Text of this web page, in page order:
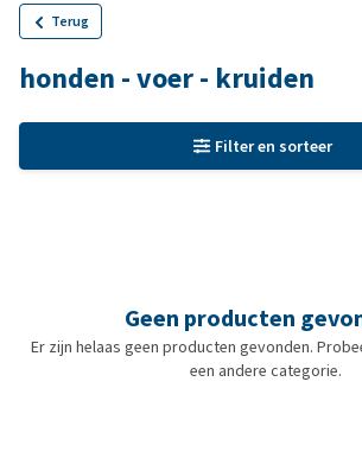
Terug
honden - voer - kruiden
Filter en sorteer
Geen producten
Er zijn helaas geen producten gevonden.
een andere categorie.